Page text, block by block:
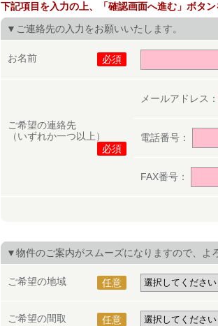
下記項目を入力の上、「確認画面へ進む」ボタ
▼ご連絡先の入力をお願いいたします。
お名前 必須
ご希望の連絡先
（いずれか一つ以上）
必須
メールアドレス：
電話番号：
FAX番号：
▼物件のご案内がスムーズになりますので、よ
ご希望の地域 任意
ご希望の間取 任意